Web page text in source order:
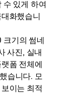
수 있게 하여
화했습니
기의 썸네
사진, 실내
폼 전체에
습니다. 모
이는 최적